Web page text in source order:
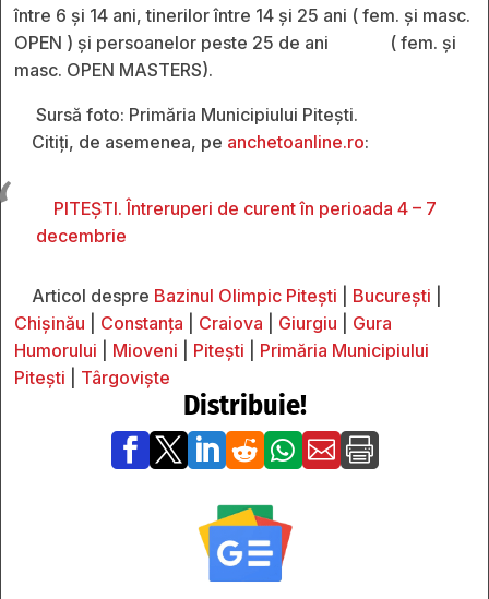
între 6 și 14 ani, tinerilor între 14 și 25 ani ( fem. și masc.
OPEN ) și persoanelor peste 25 de ani ( fem. și
masc. OPEN MASTERS).
Sursă foto: Primăria Municipiului Pitești.
Citiți, de asemenea, pe anchetoanline.ro:
PITEȘTI. Întreruperi de curent în perioada 4 – 7
decembrie
Articol despre Bazinul Olimpic Pitești București
Chișinău
Constanța Craiova Giurgiu
Gura
Humorului
Mioveni Pitești
Primăria Municipiului
Pitești
Târgoviște
Distribuie!
      